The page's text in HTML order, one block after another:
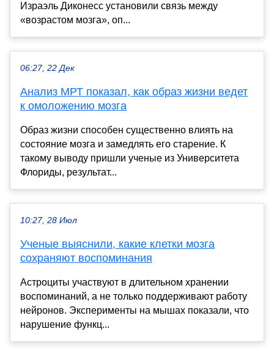
Израэль Диконесс установили связь между
«возрастом мозга», оп...
06:27, 22 Дек
Анализ МРТ показал, как образ жизни ведет
к омоложению мозга
Образ жизни способен существенно влиять на
состояние мозга и замедлять его старение. К
такому выводу пришли ученые из Университета
Флориды, результат...
10:27, 28 Июл
Ученые выяснили, какие клетки мозга
сохраняют воспоминания
Астроциты участвуют в длительном хранении
воспоминаний, а не только поддерживают работу
нейронов. Эксперименты на мышах показали, что
нарушение функц...